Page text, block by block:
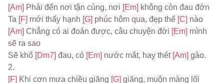
[Am] Phải đến nơi tận cùng, nơi [Em] không còn đau đớn
Ta [F] mới thấy hạnh [G] phúc hôm qua, đẹp thế [C] nào
[Am] Chẳng có ai đoán được, câu chuyện đời [Em] mình
sẽ ra sao
Sẽ khổ [Dm7] đau, có [Em] nước mắt, hay thét [Am] gào.
2.
[F] Khi cơn mưa chiều giăng [G]